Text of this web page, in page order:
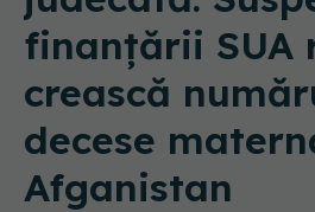
finanțării SUA
crească
decese
Afganistan